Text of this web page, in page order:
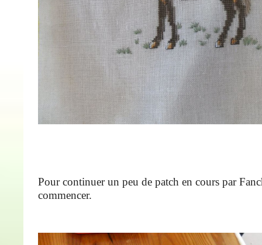
Pour continuer un peu de patch en cours par
commencer.